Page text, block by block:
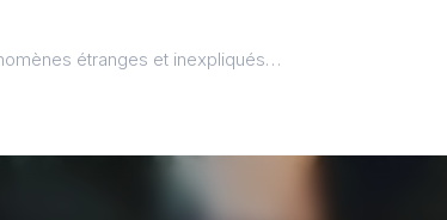
étranges et inexpliqués…